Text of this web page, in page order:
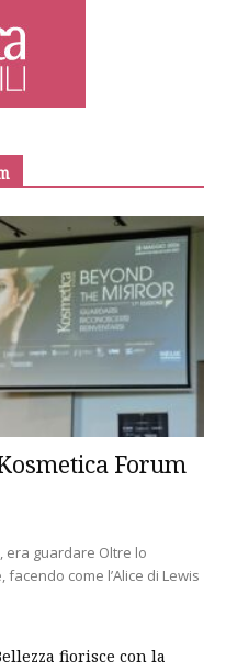
Forum
era guardare Oltre lo
come l’Alice di Lewis
fiorisce con la